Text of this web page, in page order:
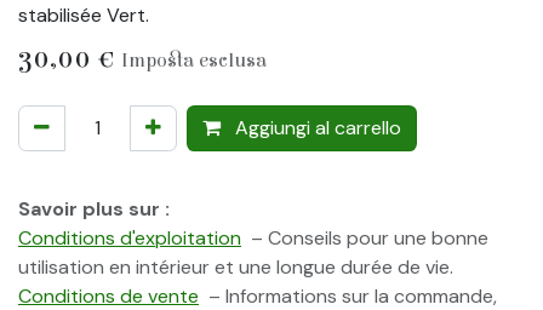
stabilisée Vert.
30,00 € Imposta esclusa
Aggiungi al carrello
Savoir plus sur :
Conditions d'exploitation – Conseils pour une bonne
utilisation en intérieur et une longue durée de vie.
Conditions de vente – Informations sur la commande,